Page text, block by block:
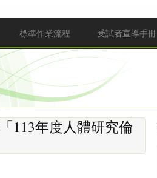
標準作業流程 受試者宣導手冊
113年度人體研究倫